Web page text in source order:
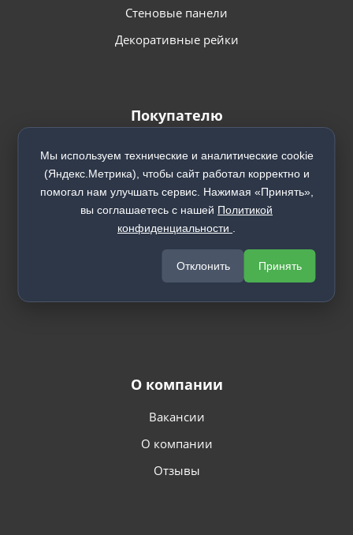
Стеновые панели
Декоративные рейки
Покупателю
Видео
Способы оплаты
Доставка
Установка
Гарантия
О компании
Вакансии
О компании
Отзывы
Мы используем технические и аналитические cookie
(Яндекс.Метрика), чтобы сайт работал корректно и
помогал нам улучшать сервис. Нажимая «Принять»,
вы соглашаетесь с нашей Политикой
конфиденциальности
Отклонить Принять